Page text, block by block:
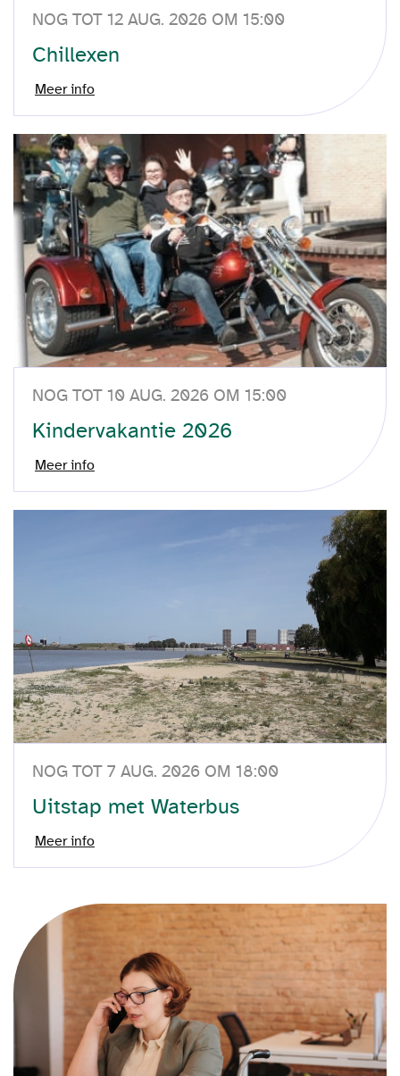
NOG TOT 12 AUG. 2026 OM 15:00
Chillexen
Meer info
NOG TOT 10 AUG. 2026 OM 15:00
Kindervakantie 2026
Meer info
NOG TOT 7 AUG. 2026 OM 18:00
Uitstap met Waterbus
Meer info